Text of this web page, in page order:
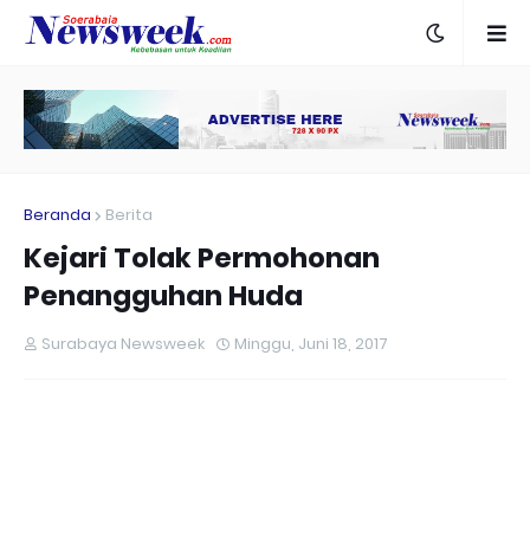
Beranda Berita
Kejari Tolak Permohonan
Penangguhan Huda
Surabaya Newsweek Minggu, Juni 18, 2017